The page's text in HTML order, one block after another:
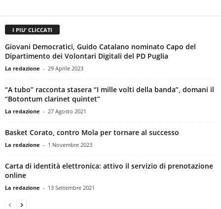
I PIU' CLICCATI
Giovani Democratici, Guido Catalano nominato Capo del
Dipartimento dei Volontari Digitali del PD Puglia
La redazione - 29 Aprile 2023
“A tubo” racconta stasera “I mille volti della banda”, domani il
“Botontum clarinet quintet”
La redazione - 27 Agosto 2021
Basket Corato, contro Mola per tornare al successo
La redazione - 1 Novembre 2023
Carta di identità elettronica: attivo il servizio di prenotazione
online
La redazione - 13 Settembre 2021